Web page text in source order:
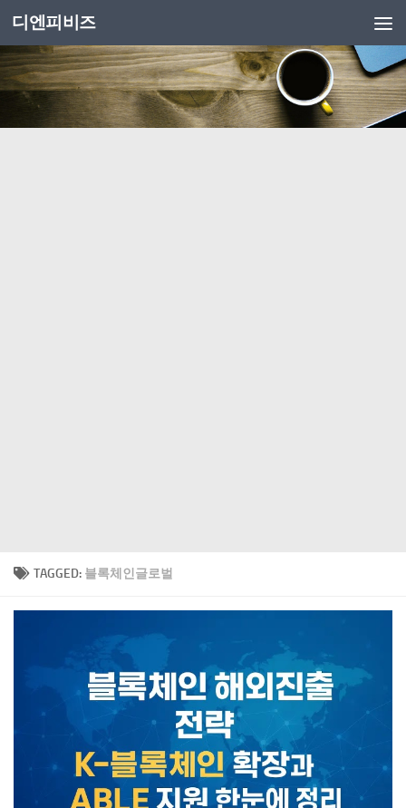
Skip to content
디엔피비즈
TAGGED: 블록체인글로벌